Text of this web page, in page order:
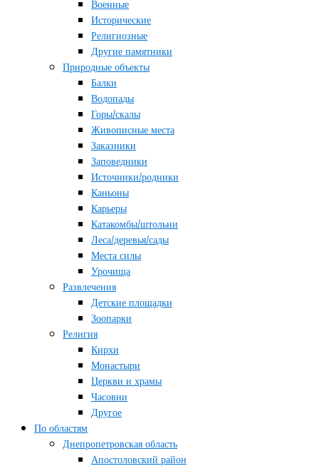
Военные
Исторические
Религиозные
Другие памятники
Природные объекты
Балки
Водопады
Горы/скалы
Живописные места
Заказники
Заповедники
Источники/родники
Каньоны
Карьеры
Катакомбы/штольни
Леса/деревья/сады
Места силы
Урочища
Развлечения
Детские площадки
Зоопарки
Религия
Кирхи
Монастыри
Церкви и храмы
Часовни
Другое
По областям
Днепропетровская область
Апостоловский район